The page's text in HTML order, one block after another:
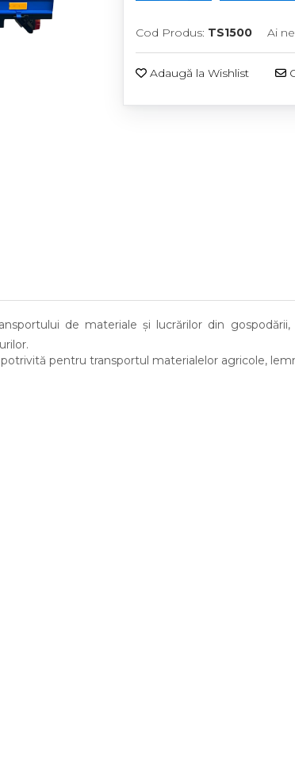
Cod Produs: TS1500 Ai
Adaugă la Wishlist
de materiale și lucrărilor din
pentru transportul materialelor agricole,